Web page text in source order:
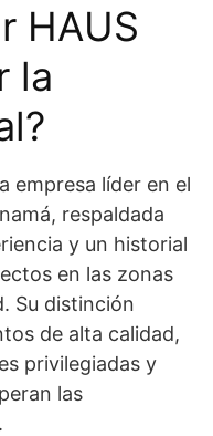
HAUS
la
empresa líder en el
respaldada
y un historial
en las zonas
Su distinción
de alta calidad,
privilegiadas y
las